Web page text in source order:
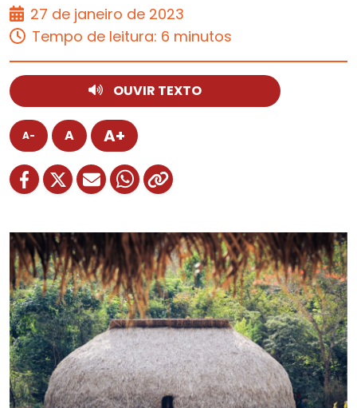
27 de janeiro de 2023
Tempo de leitura: 6 minutos
OUVIR TEXTO
A- A A+